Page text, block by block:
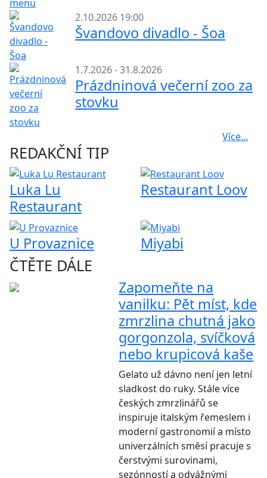
2.10.2026 19:00
Švandovo divadlo - Šoa
1.7.2026 - 31.8.2026
Prázdninová večerní zoo za
stovku
Více...
REDAKČNÍ TIP
Luka Lu
Restaurant
Restaurant Loov
U Provaznice Miyabi
ČTĚTE DÁLE
Zapomeňte na
vanilku: Pět míst, kde
zmrzlina chutná jako
gorgonzola, svíčková
nebo krupicová kaše
Gelato už dávno není jen letní
sladkost do ruky. Stále více
českých zmrzlinářů se
inspiruje italským řemeslem i
moderní gastronomií a místo
univerzálních směsí pracuje s
čerstvými surovinami,
sezónností a odvážnými